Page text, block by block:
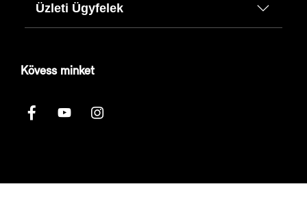
Üzleti Ügyfelek
Kövess minket